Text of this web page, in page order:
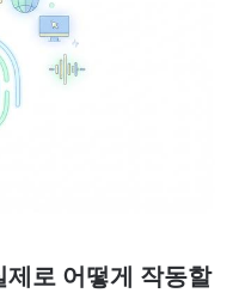
로 어떻게 작동할